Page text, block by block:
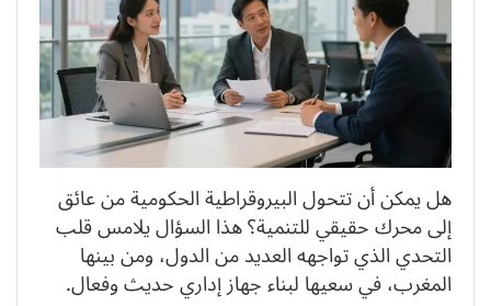
هل يمكن أن تتحول البيروقراطية الحكومية من عائق
إلى محرك حقيقي للتنمية؟ هذا السؤال يلامس قلب
التحدي الذي تواجهه العديد من الدول، ومن بينها
المغرب، في سعيها لبناء جهاز إداري حديث وفعال.